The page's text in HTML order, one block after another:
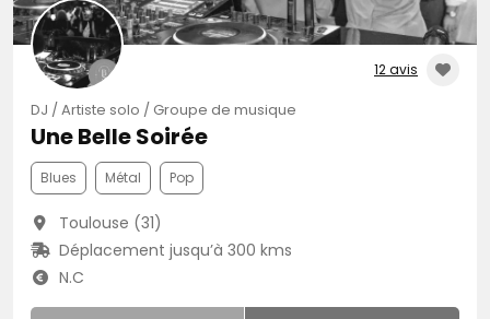
12 avis
DJ / Artiste solo / Groupe de musique
Une Belle Soirée
Blues Métal Pop
Toulouse (31)
Déplacement jusqu’à 300 kms
N.C